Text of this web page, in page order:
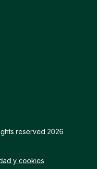
reserved 2026
y cookies